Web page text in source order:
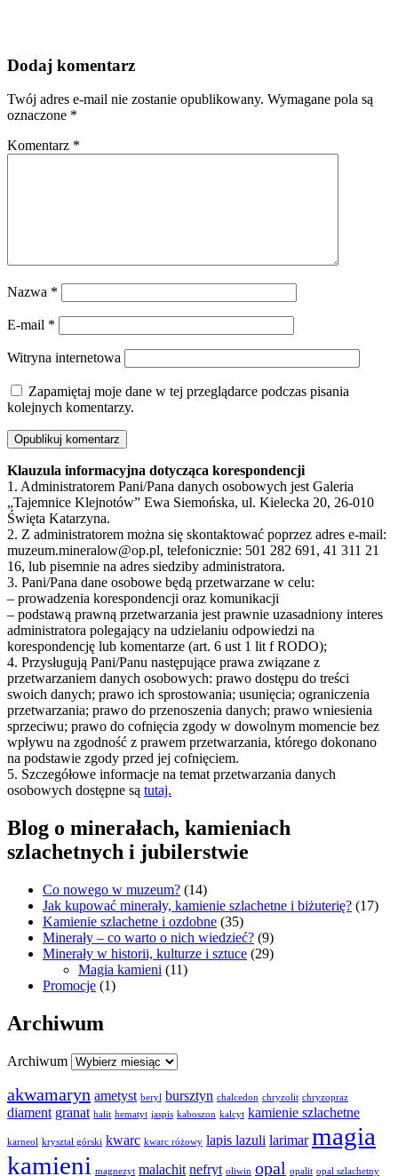
Dodaj komentarz
Twój adres e-mail nie zostanie opublikowany. Wymagane pola są
oznaczone *
Komentarz *
Nazwa *
E-mail *
Witryna internetowa
Zapamiętaj moje dane w tej przeglądarce podczas pisania
kolejnych komentarzy.
Klauzula informacyjna dotycząca korespondencji
1. Administratorem Pani/Pana danych osobowych jest Galeria
„Tajemnice Klejnotów” Ewa Siemońska, ul. Kielecka 20, 26-010
Święta Katarzyna.
2. Z administratorem można się skontaktować poprzez adres e-mail:
muzeum.mineralow@op.pl, telefonicznie: 501 282 691, 41 311 21
16, lub pisemnie na adres siedziby administratora.
3. Pani/Pana dane osobowe będą przetwarzane w celu:
– prowadzenia korespondencji oraz komunikacji
– podstawą prawną przetwarzania jest prawnie uzasadniony interes
administratora polegający na udzielaniu odpowiedzi na
korespondencję lub komentarze (art. 6 ust 1 lit f RODO);
4. Przysługują Pani/Panu następujące prawa związane z
przetwarzaniem danych osobowych: prawo dostępu do treści
swoich danych; prawo ich sprostowania; usunięcia; ograniczenia
przetwarzania; prawo do przenoszenia danych; prawo wniesienia
sprzeciwu; prawo do cofnięcia zgody w dowolnym momencie bez
wpływu na zgodność z prawem przetwarzania, którego dokonano
na podstawie zgody przed jej cofnięciem.
5. Szczegółowe informacje na temat przetwarzania danych
osobowych dostępne są tutaj.
Blog o minerałach, kamieniach
szlachetnych i jubilerstwie
Co nowego w muzeum? (14)
Jak kupować minerały, kamienie szlachetne i biżuterię? (17)
Kamienie szlachetne i ozdobne (35)
Minerały – co warto o nich wiedzieć? (9)
Minerały w historii, kulturze i sztuce (29)
Magia kamieni (11)
Promocje (1)
Archiwum
Archiwum
akwamaryn ametyst beryl bursztyn chalcedon chryzolit chryzopraz
diament granat halit hematyt jaspis kaboszon kalcyt kamienie szlachetne
karneol kryształ górski kwarc kwarc różowy lapis lazuli larimar magia
kamieni magnezyt malachit nefryt oliwin opal opalit opal szlachetny